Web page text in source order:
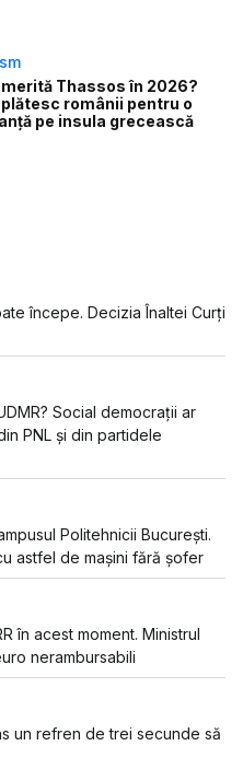
merită Thassos în 2026?
românii pentru o
pe insula grecească
începe. Decizia Înaltei Curți
Social democrații ar
PNL și din partidele
Politehnicii București.
astfel de mașini fără șofer
în acest moment. Ministrul
nerambursabili
un refren de trei secunde să